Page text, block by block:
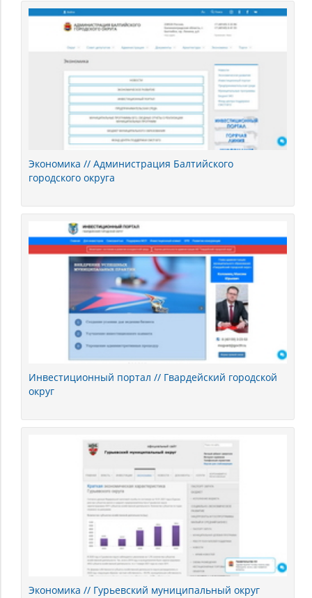
Экономика // Администрация Балтийского
городского округа
Инвестиционный портал // Гвардейский городской
округ
Экономика // Гурьевский муниципальный округ